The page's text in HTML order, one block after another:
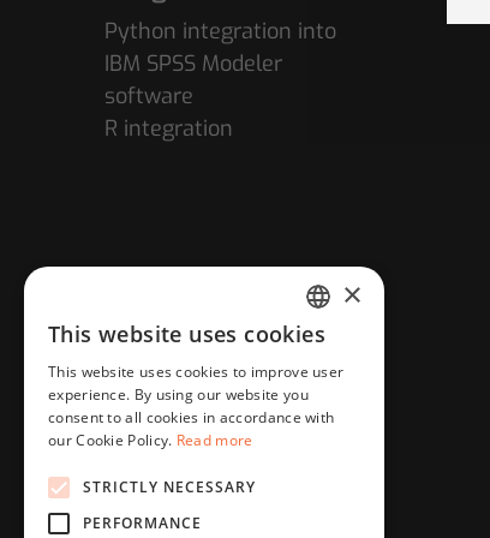
Python integration into
IBM SPSS Modeler
software
R integration
HUNGARIAN
ENGLISH
×
This website uses cookies
This website uses cookies to improve user
experience. By using our website you
consent to all cookies in accordance with
our Cookie Policy. Read more
STRICTLY NECESSARY
PERFORMANCE